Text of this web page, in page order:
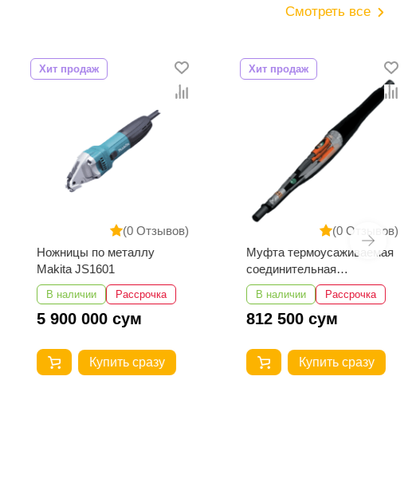
Смотреть все
(0 Отзывов)
Хит продаж
Ножницы по металлу
Makita JS1601
В наличии Рассрочка
5 900 000 сум
Купить сразу
(0 Отзывов)
Хит продаж
Муфта термоусаживаемая
соединительная
3СТп-10У-35...50
В наличии Рассрочка
812 500 сум
Купить сразу